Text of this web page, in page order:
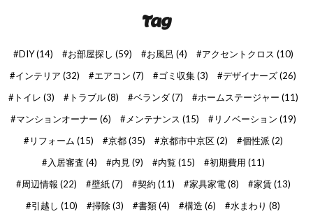
Tag
DIY(14) お部屋探し (59) お風呂 (4) アクセントクロス (10)
インテリア (32) エアコン (7) ゴミ収集(3) デザイナーズ(26)
トイレ (3) トラブル(8) ベランダ(7) ホームステージャー (11)
マンションオーナー (6) メンテナンス (15) リノベーション (19)
リフォーム (15) 京都(35) 京都市中京区(2) 個性派 (2)
入居審査 (4) 内見 (9) 内覧 (15) 初期費用 (11)
周辺情報 (22) 壁紙(7) 契約 (11) 家具家電(8) 家賃(13)
引越し (10) 掃除(3) 書類(4) 構造 (6) 水まわり (8)